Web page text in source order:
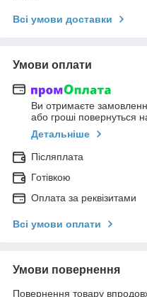
Всі умови доставки
Умови оплати
Ви отримаєте
або гроші повернуться
Детальніше
Післяплата
Готівкою
Оплата за реквізитами
Всі умови оплати
Умови повернення
Повернення товару